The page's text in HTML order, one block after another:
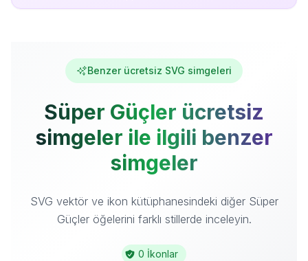
Benzer ücretsiz SVG simgeleri
Süper Güçler ücretsiz
simgeler ile ilgili benzer
simgeler
SVG vektör ve ikon kütüphanesindeki diğer Süper
Güçler öğelerini farklı stillerde inceleyin.
0 İkonlar